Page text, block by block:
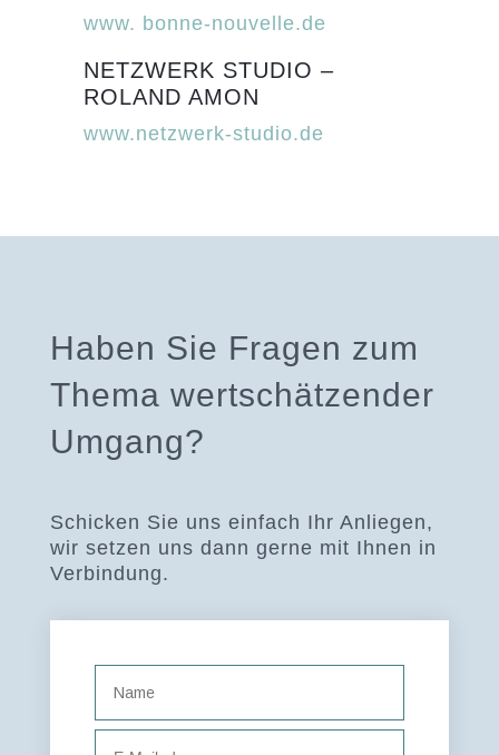
www. bonne-nouvelle.de
NETZWERK STUDIO –
ROLAND AMON
www.netzwerk-studio.de
Haben Sie Fragen zum
Thema wertschätzender
Umgang?
Schicken Sie uns einfach Ihr Anliegen,
wir setzen uns dann gerne mit Ihnen in
Verbindung.